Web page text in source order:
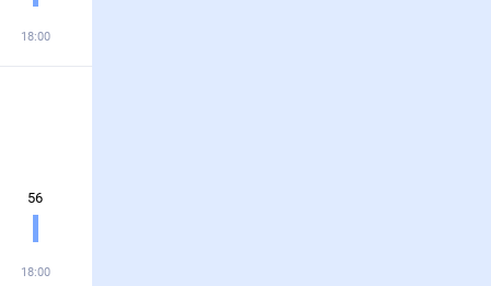
18:00
56
18:00